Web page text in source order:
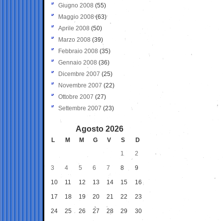
Giugno 2008 (55)
Maggio 2008(63)
Aprile 2008 (50)
Marzo 2008 (39)
Febbraio 2008 (35)
Gennaio 2008 (36)
Dicembre 2007 (25)
Novembre 2007 (22)
Ottobre 2007 (27)
Settembre 2007 (23)
Agosto 2026
L M M G V S
D
1
2
3 4 5 6 7 8 9
10 11 12 13 14 15 16
17 18 19 20 21 22 23
24 25 26 27 28 29 30